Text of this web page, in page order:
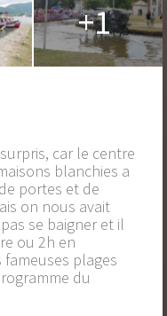
+1
car le centre
blanchies a
portes et de
on nous avait
se baigner et il
ou 2h en
plages
du